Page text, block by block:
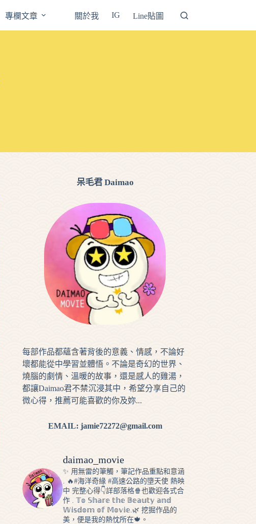
專欄文章 關於我 IG Line貼圖
呆毛君 Daimao
每部作品都蘊含著背後的意義、情感，不論好
壞都能從中學習並體悟。不論是奇幻的世界、
燒腦的劇情、溫暖的故事，還是感人的雞湯，
都讓Daimao君不禁沉浸其中，希望分享自己的
微心得，推薦可能喜歡的你及妳...
EMAIL: jamie72272@gmail.com
daimao_movie
✨ 用無雷的筆觸，筆記作品重點和意涵
. 🔥#海洋奇緣 #高速公路的墮天使 熱映
中 完整心得👇詳部落格🍿️也歡迎各式合
作 . 𝕋𝕠 𝕊𝕙𝕒𝕣𝕖 𝕥𝕙𝕖 𝔹𝕖𝕒𝕦𝕥𝕪 𝕒𝕟𝕕
𝕎𝕚𝕤𝕕𝕠𝕞 𝕠𝕗 𝕄𝕠𝕧𝕚𝕖.🌿 挖掘作品的
美，便是我的熱忱所在🍁。